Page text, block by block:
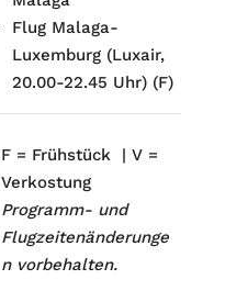
Flug Malaga-
Luxemburg (Luxair,
20.00-22.45 Uhr) (F)
F = Frühstück | V =
Verkostung
Programm- und
Flugzeitenänderunge
n vorbehalten.